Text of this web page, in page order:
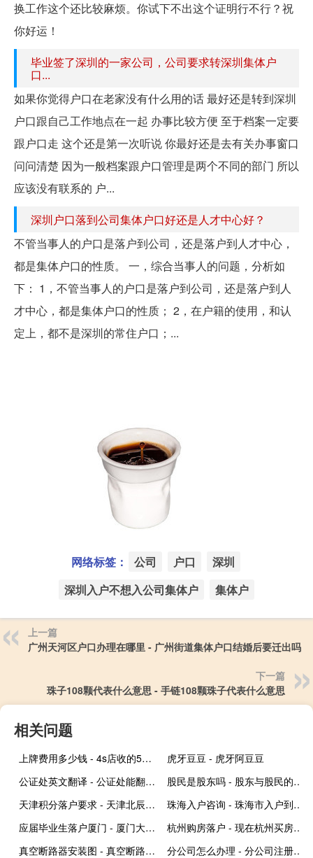
换工作这个还比较麻烦。你试下不出这个证明行不行？祝
你好运！
毕业签了深圳的一家公司，公司要求转深圳集体户
口...
如果你觉得户口在老家没有什么用的话 最好还是转到深圳
户口跟自己工作地点在一起 办事比较方便 至于档案一定要
跟户口走 这个还是第一次听说 你最好还是去有关办事窗口
问问清楚 因为一般档案跟户口管理是两个不同的部门 所以
应该没有联系的 户...
深圳户口落到公司集体户口好还是人才中心好？
不管当事人的户口是落户到公司，还是落户到人才中心，
都是集体户口的性质。 一，综合当事人的问题，分析如
下： 1，不管当事人的户口是落户到公司，还是落户到人
才中心，都是集体户口的性质； 2，在户籍的使用，和认
定上，都不是深圳的常住户口；...
网络标签： 公司 户口
深圳
深圳入户不想入公司集体户
集体户
上一篇
广州天河区户口办理在哪里 - 广州街道集体户口结婚后要迁出吗
下一篇
珠子108颗代表什么意思 - 手链108颗珠子代表什么意思
相关问题
上牌费用多少钱 - 4s店收的500上牌费是干嘛的
虎牙豆豆 - 虎牙阿豆豆
公证处英文翻译 - 公证处能翻译成英文并公证吗
股民是股东吗 - 股东与股民的区别分红
天津积分落户要求 - 天津北辰积分落户条件
珠海入户咨询 - 珠海市入户到哪里咨询
应届毕业生落户厦门 - 厦门大专落户条件
杭州购房落户 - 现在杭州买房可以落户吗
真空断路器安装图 - 真空断路器门型安装图片
分公司怎么办理 - 分公司注册去哪里办理